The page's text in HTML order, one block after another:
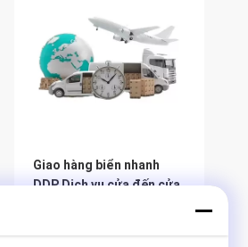
Giao hàng biển nhanh
DDP Dịch vụ cửa đến cửa